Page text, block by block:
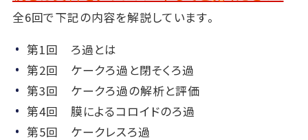
全6回で下記の内容を解説しています。
第1回 ろ過とは
第2回 ケークろ過と閉そくろ過
第3回 ケークろ過の解析と評価
第4回 膜によるコロイドのろ過
第5回 ケークレスろ過